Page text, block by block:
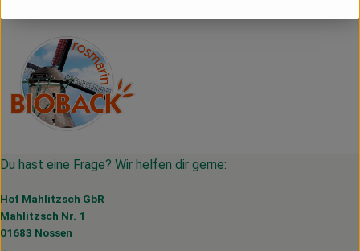
Du hast eine Frage? Wir helfen dir gerne:
Hof Mahlitzsch GbR
Mahlitzsch Nr. 1
01683 Nossen